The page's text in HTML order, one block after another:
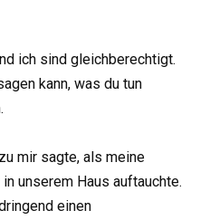
ich sind gleichberechtigt.
kann, was du tun
mir sagte, als meine
unserem Haus auftauchte.
einen